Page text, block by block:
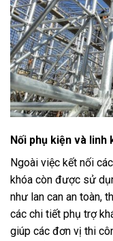
Nối phụ kiện và linh
Ngoài việc kết nối
khóa còn được sử
như lan can an toàn,
các chi tiết phụ trợ
giúp các đơn vị thi